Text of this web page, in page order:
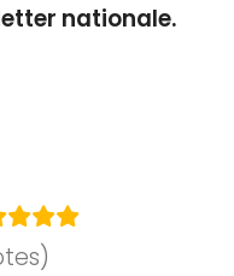
nationale.